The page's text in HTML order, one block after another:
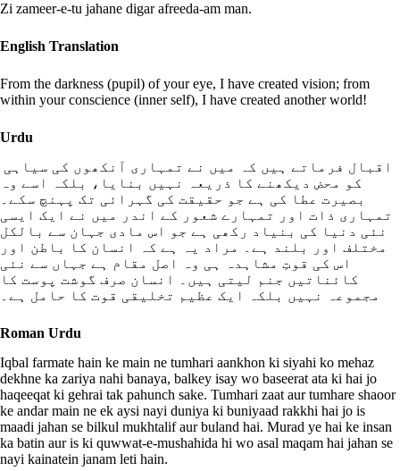
Zi zameer-e-tu jahane digar afreeda-am man.
English Translation
From the darkness (pupil) of your eye, I have created vision; from
within your conscience (inner self), I have created another world!
Urdu
کو محض دیکھنے کا ذریعہ نہیں بنایا، بلکہ اسے وہ
بصیرت عطا کی ہے جو حقیقت کی گہرائی تک پہنچ سکے۔
تمہاری ذات اور تمہارے شعور کے اندر میں نے ایک ایسی
نئی دنیا کی بنیاد رکھی ہے جو اس مادی جہان سے بالکل
مختلف اور بلند ہے۔ مراد یہ ہے کہ انسان کا باطن اور
اس کی قوتِ مشاہدہ ہی وہ اصل مقام ہے جہاں سے نئی
کائناتیں جنم لیتی ہیں۔ انسان صرف گوشت پوست کا
مجموعہ نہیں بلکہ ایک عظیم تخلیقی قوت کا حامل ہے۔
Roman Urdu
Iqbal farmate hain ke main ne tumhari aankhon ki siyahi ko mehaz
dekhne ka zariya nahi banaya, balkey isay wo baseerat ata ki hai jo
haqeeqat ki gehrai tak pahunch sake. Tumhari zaat aur tumhare shaoor
ke andar main ne ek aysi nayi duniya ki buniyaad rakkhi hai jo is
maadi jahan se bilkul mukhtalif aur buland hai. Murad ye hai ke insan
ka batin aur is ki quwwat-e-mushahida hi wo asal maqam hai jahan se
nayi kainatein janam leti hain.